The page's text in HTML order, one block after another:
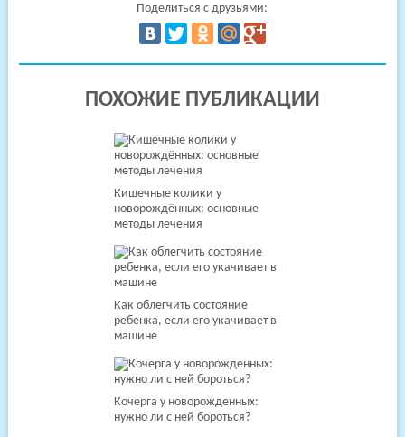
Поделиться с друзьями:
ПОХОЖИЕ ПУБЛИКАЦИИ
Кишечные колики у
новорождённых: основные
методы лечения
Как облегчить состояние
ребенка, если его укачивает в
машине
Кочерга у новорожденных:
нужно ли с ней бороться?